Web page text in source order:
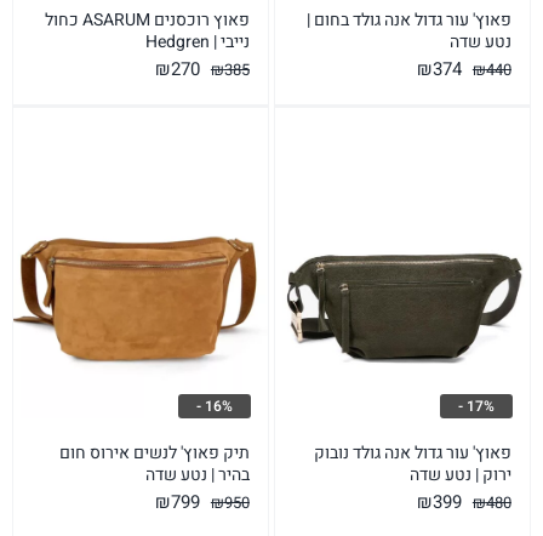
פאוץ' עור גדול אנה גולד בחום |
נטע שדה
₪440
המחיר
₪374
פאוץ רוכסנים ASARUM כחול
נייבי | Hedgren
₪385
המחיר
₪270
פאוץ' עור גדול אנה גולד נובוק
ירוק | נטע שדה
₪480
המחיר
₪399
17% -
תיק פאוץ' לנשים אירוס חום
בהיר | נטע שדה
₪950
המחיר
₪799
16% -